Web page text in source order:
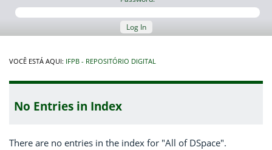
Log In
VOCÊ ESTÁ AQUI: IFPB - REPOSITÓRIO DIGITAL
No Entries in Index
There are no entries in the index for "All of DSpace".